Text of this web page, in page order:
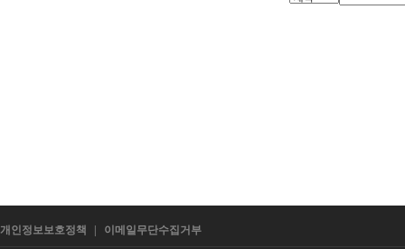
개인정보보호정책 이메일무단수집거부